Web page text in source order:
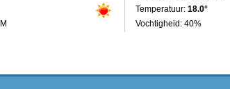
Temperatuur: 18.0°
Vochtigheid: 40%